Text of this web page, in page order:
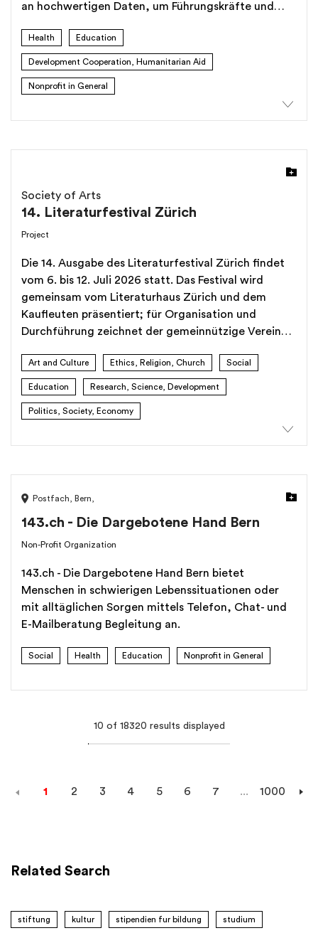
an hochwertigen Daten, um Führungskräfte und
überzeugen, wie wichtig die Gesundheit ihrer
Kinder für die individuelle Bildung, die
Gemeinschaften, die nationale Wirtschaft und
angemessener Infrastruktur und geschulte,
motivierte Fachkräfte im Bereich der
auf Gemeindeebene Wir beziehen Fachkräfte aus
anderen Bereichen und Ebenen des
Gesundheitswesens sowie den Bildungssektor ein.
Health Education
Development Cooperation, Humanitarian Aid
Nonprofit in General
Society of Arts
14. Literaturfestival Zürich
Project
Die 14. Ausgabe des Literaturfestival Zürich findet
vom 6. bis 12. Juli 2026 statt. Das Festival wird
gemeinsam vom Literaturhaus Zürich und dem
Kaufleuten präsentiert; für Organisation und
Durchführung zeichnet der gemeinnützige Verein
schönsten und stimmungsvollsten Literaturfestivals
Europas. Das Festival richtet sich an ein breit
Perspektiven, fördert die konstruktive
das nicht nur den Intellekt anspricht, sondern alle
Sinne einbezieht. Die hybride Umsetzung – vor Ort
ermöglicht auch Menschen mit eingeschränkter
Mobilität oder geografischen Barrieren eine
gleichwertige Teilnahme.
Art and Culture Ethics, Religion, Church Social
Education Research, Science, Development
Politics, Society, Economy
Postfach Bern
143.ch - Die Dargebotene Hand Bern
Non-Profit Organization
143.ch - Die Dargebotene Hand Bern bietet
Menschen in schwierigen Lebenssituationen oder
mit alltäglichen Sorgen mittels Telefon, Chat- und
E-Mailberatung Begleitung an.
Social Health Education Nonprofit in General
10 of 18320 results displayed
1 2 3 4 5 6 7 ... 1000
Related Search
stiftung kultur stipendien fur bildung studium